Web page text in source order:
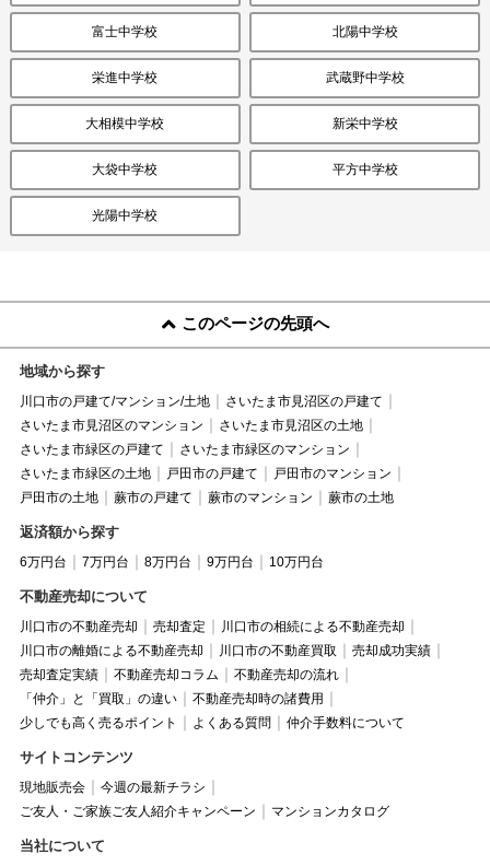
富士中学校 北陽中学校
栄進中学校 武蔵野中学校
大相模中学校 新栄中学校
大袋中学校 平方中学校
光陽中学校
このページの先頭へ
地域から探す
川口市の戸建て/マンション/土地
さいたま市見沼区の戸建て
さいたま市見沼区のマンション
さいたま市見沼区の土地
さいたま市緑区の戸建て
さいたま市緑区のマンション
さいたま市緑区の土地
戸田市の戸建て
戸田市のマンション
戸田市の土地
蕨市の戸建て 蕨市のマンション 蕨市の土地
返済額から探す
6万円台 7万円台 8万円台 9万円台 10万円台
不動産売却について
川口市の不動産売却 売却査定
川口市の相続による不動産売却
川口市の離婚による不動産売却
川口市の不動産買取
売却成功実績
売却査定実績
不動産売却コラム
不動産売却の流れ
「仲介」と「買取」の違い
不動産売却時の諸費用
少しでも高く売るポイント
よくある質問 仲介手数料について
サイトコンテンツ
現地販売会
今週の最新チラシ
ご友人・ご家族ご友人紹介キャンペーン
マンションカタログ
当社について